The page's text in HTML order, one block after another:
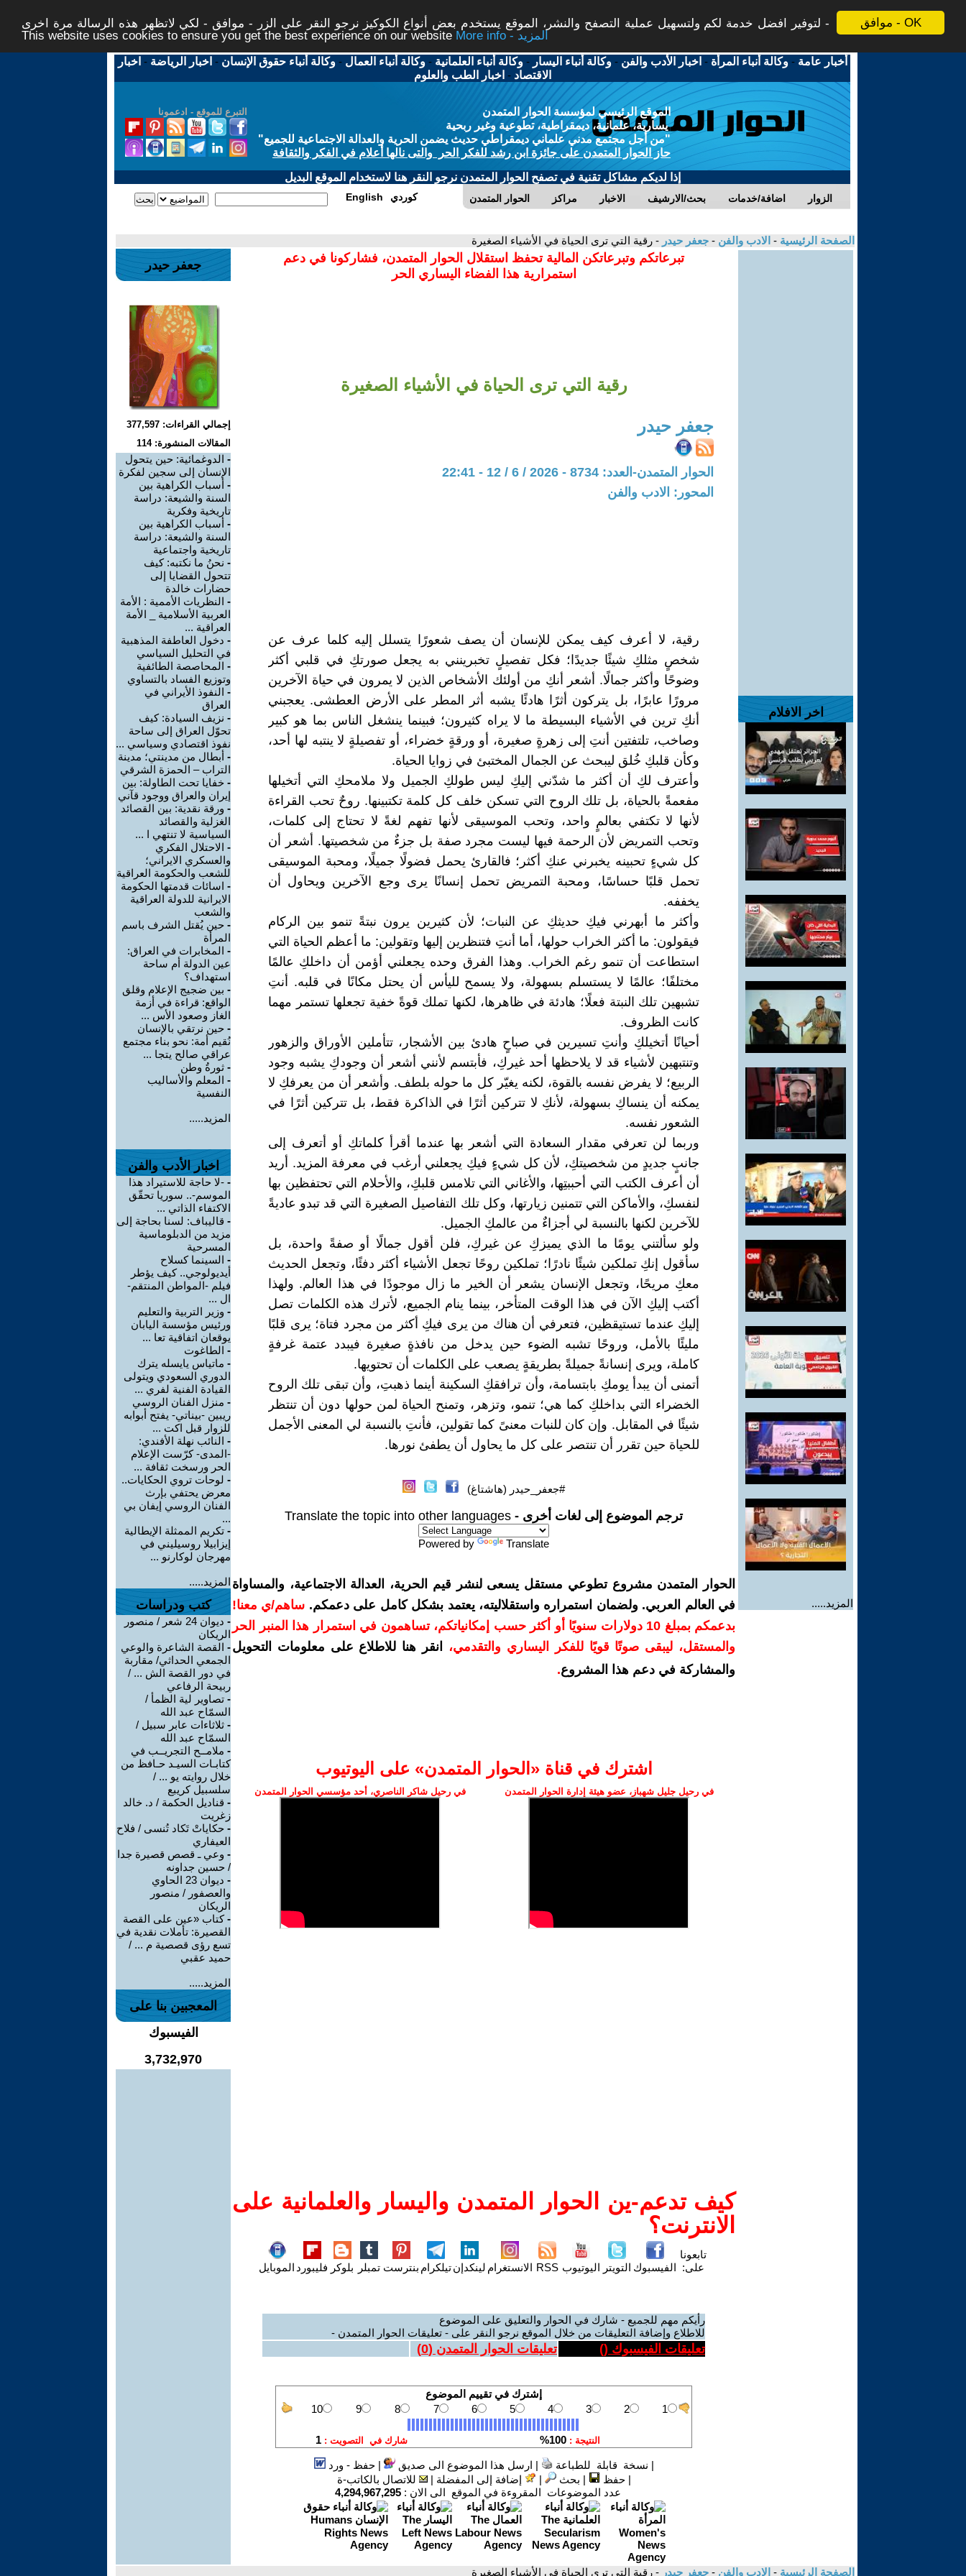
موافق - OK
لتوفير افضل خدمة لكم ولتسهيل عملية التصفح والنشر، الموقع يستخدم بعض أنواع الكوكيز نرجو النقر على الزر - موافق - لكي لاتظهر هذه الرسالة مرة اخرى -
This website uses cookies to ensure you get the best experience on our website
More info - المزيد
أخبار عامة -وكالة أنباء المرأة - اخبار الأدب والفن -وكالة أنباء اليسار -وكالة أنباء العلمانية -وكالة أنباء العمال -وكالة أنباء حقوق الإنسان - اخبار الرياضة - اخبار
الاقتصاد - اخبار الطب والعلوم
التبرع للموقع - ادعمونا
الموقع الرئيسي لمؤسسة الحوار المتمدن
يسارية، علمانية، ديمقراطية، تطوعية وغير ربحية
"من أجل مجتمع مدني علماني ديمقراطي حديث يضمن الحرية والعدالة الاجتماعية للجميع"
حاز الحوار المتمدن على جائزة ابن رشد للفكر الحر والتى نالها أعلام في الفكر والثقافة
إذا لديكم مشاكل تقنية في تصفح الحوار المتمدن نرجو النقر هنا لاستخدام الموقع البديل
الحوار المتمدن مراكز الاخبار بحث/الارشيف اضافة/خدمات الزوار English كوردي
الصفحة الرئيسية - الادب والفن - جعفر حيدر - رقية التي ترى الحياة في الأشياء الصغيرة
اخر الافلام
المزيد.....
تبرعاتكم وتبرعاتكن المالية تحفظ استقلال الحوار المتمدن، فشاركونا في دعم
استمرارية هذا الفضاء اليساري الحر
رقية التي ترى الحياة في الأشياء الصغيرة
جعفر حيدر
الحوار المتمدن-العدد: 8734 - 2026 / 6 / 12 - 22:41
المحور: الادب والفن
رقية، لا أعرف كيف يمكن للإنسان أن يصف شعورًا يتسلل إليه كلما عرف عن
شخصٍ مثلكِ شيئًا جديدًا؛ فكل تفصيلٍ تخبرينني به يجعل صورتكِ في قلبي أكثر
وضوحًا وأكثر جمالًا. أشعر أنكِ من أولئك الأشخاص الذين لا يمرون في حياة الآخرين
مرورًا عابرًا، بل يتركون أثرًا هادئًا يشبه أثر المطر على الأرض العطشى. يعجبني
أنكِ ترين في الأشياء البسيطة ما لا يراه كثيرون؛ فبينما ينشغل الناس بما هو كبير
وصاخب، تلتفتين أنتِ إلى زهرةٍ صغيرة، أو ورقةٍ خضراء، أو تفصيلةٍ لا ينتبه لها أحد،
وكأن قلبكِ خُلق ليبحث عن الجمال المختبئ في زوايا الحياة.
وأعترف لكِ أن أكثر ما شدّني إليكِ ليس طولكِ الجميل ولا ملامحكِ التي أتخيلها
مفعمةً بالحياة، بل تلك الروح التي تسكن خلف كل كلمة تكتبينها. روحٌ تحب القراءة
لأنها لا تكتفي بعالمٍ واحد، وتحب الموسيقى لأنها تفهم لغةً لا تحتاج إلى كلمات،
وتحب التمريض لأن الرحمة فيها ليست مجرد صفة بل جزءٌ من شخصيتها. أشعر أن
كل شيءٍ تحبينه يخبرني عنكِ أكثر؛ فالقارئ يحمل فضولًا جميلًا، ومحبة الموسيقى
تحمل قلبًا حساسًا، ومحبة التمريض تحمل إنسانًا يرى وجع الآخرين ويحاول أن
يخففه.
وأكثر ما أبهرني فيكِ حديثكِ عن النبات؛ لأن كثيرين يرون نبتةً تنمو بين الركام
فيقولون: ما أكثر الخراب حولها، أما أنتِ فتنظرين إليها وتقولين: ما أعظم الحياة التي
استطاعت أن تنمو رغم الخراب. وهذا الفرق وحده يجعلني أؤمن أن داخلكِ عالمًا
مختلفًا؛ عالمًا لا يستسلم بسهولة، ولا يسمح لليأس أن يحتل مكانًا في قلبه. أنتِ
تشبهين تلك النبتة فعلًا؛ هادئة في ظاهرها، لكنها تملك قوةً خفية تجعلها تستمر مهما
كانت الظروف.
أحيانًا أتخيلكِ وأنتِ تسيرين في صباحٍ هادئ بين الأشجار، تتأملين الأوراق والزهور
وتنتبهين لأشياء قد لا يلاحظها أحد غيركِ، فأبتسم لأنني أشعر أن وجودكِ يشبه وجود
الربيع؛ لا يفرض نفسه بالقوة، لكنه يغيّر كل ما حوله بلطف. وأشعر أن من يعرفكِ لا
يمكنه أن ينساكِ بسهولة، لأنكِ لا تتركين أثرًا في الذاكرة فقط، بل تتركين أثرًا في
الشعور نفسه.
وربما لن تعرفي مقدار السعادة التي أشعر بها عندما أقرأ كلماتكِ أو أتعرف إلى
جانبٍ جديدٍ من شخصيتكِ، لأن كل شيءٍ فيكِ يجعلني أرغب في معرفة المزيد. أريد
أن أعرف الكتب التي أحببتِها، والأغاني التي تلامس قلبكِ، والأحلام التي تحتفظين بها
لنفسكِ، والأماكن التي تتمنين زيارتها، وكل تلك التفاصيل الصغيرة التي قد تبدو عاديةً
للآخرين لكنها بالنسبة لي أجزاءٌ من عالمكِ الجميل.
ولو سألتني يومًا ما الذي يميزكِ عن غيركِ، فلن أقول جمالًا أو صفةً واحدة، بل
سأقول إنكِ تملكين شيئًا نادرًا؛ تملكين روحًا تجعل الأشياء أكثر دفئًا، وتجعل الحديث
معكِ مريحًا، وتجعل الإنسان يشعر أن الخير ما زال موجودًا في هذا العالم. ولهذا
أكتب إليكِ الآن في هذا الوقت المتأخر، بينما ينام الجميع، لأترك هذه الكلمات تصل
إليكِ عندما تستيقظين، فتعرفي أن هناك من يرى فيكِ أكثر من مجرد فتاة؛ يرى قلبًا
مليئًا بالأمل، وروحًا تشبه الضوء حين يدخل من نافذةٍ صغيرة فيبدد عتمة غرفةٍ
كاملة، ويرى إنسانةً جميلةً بطريقةٍ يصعب على الكلمات أن تحتويها.
أتمنى أن يبدأ يومكِ بابتسامة، وأن ترافقكِ السكينة أينما ذهبتِ، وأن تبقى تلك الروح
الخضراء التي بداخلكِ كما هي؛ تنمو، وتزهر، وتمنح الحياة لمن حولها دون أن تنتظر
شيئًا في المقابل. وإن كان للنبات معنىً كما تقولين، فأنتِ بالنسبة لي المعنى الأجمل
للحياة حين تقرر أن تنتصر على كل ما يحاول أن يطفئ نورها.
#جعفر_حيدر (هاشتاغ)
ترجم الموضوع إلى لغات أخرى - Translate the topic into other languages
Powered by Translate
الحوار المتمدن مشروع تطوعي مستقل يسعى لنشر قيم الحرية، العدالة الاجتماعية، والمساواة
في العالم العربي. ولضمان استمراره واستقلاليته، يعتمد بشكل كامل على دعمكم. ساهم/ي معنا!
بدعمكم بمبلغ 10 دولارات سنويًا أو أكثر حسب إمكانياتكم، تساهمون في استمرار هذا المنبر الحر
والمستقل، ليبقى صوتًا قويًا للفكر اليساري والتقدمي،
انقر هنا للاطلاع على معلومات التحويل
والمشاركة في دعم هذا المشروع.
اشترك في قناة ‫«الحوار المتمدن» على اليوتيوب
في رحيل جليل شهباز، عضو هيئة إدارة الحوار المتمدن في رحيل شاكر الناصري، أحد مؤسسي الحوار المتمدن
كيف تدعم-ين الحوار المتمدن واليسار والعلمانية على
الانترنت؟
تابعونا
على: الفيسبوك التويتر اليوتيوب RSS الانستغرام لينكدإنتيلكرام بنترست تمبلر بلوكر فليبورد الموبايل
رأيكم مهم للجميع - شارك في الحوار والتعليق على الموضوع
للاطلاع وإضافة التعليقات من خلال الموقع نرجو النقر على - تعليقات الحوار المتمدن -
تعليقات الفيسبوك () تعليقات الحوار المتمدن (0
)
| نسخة قابلة للطباعة | ارسل هذا الموضوع الى صديق |حفظ - ورد
|حفظ | بحث | إضافة إلى المفضلة |
للاتصال بالكاتب-ة
عدد الموضوعات المقروءة في الموقع الى الان : 4,294,967,295
جعفر حيدر
إجمالي القراءات: 377,597
المقالات المنشورة: 114
- الدوغمائية: حين يتحول
الإنسان إلى سجين لفكرة
- أسباب الكراهية بين
السنة والشيعة: دراسة
تاريخية وفكرية
- أسباب الكراهية بين
السنة والشيعة: دراسة
تاريخية واجتماعية
- نحنُ ما نكتبه: كيف
تتحول القضايا إلى
حضارات خالدة
- النظريات الأممية : الأمة
العربية الأسلامية _ الأمة
العراقية ...
- دخول العاطفة المذهبية
في التحليل السياسي
- المحاصصة الطائفية
وتوزيع الفساد بالتساوي
- النفوذ الأيراني في
العراق
- نزيف السيادة: كيف
تحوّل العراق إلى ساحة
نفوذ اقتصادي وسياسي ...
- أبطال من مدينتي؛ مدينة
التراب – الحمزة الشرقي
- خفايا تحت الطاولة: بين
إيران والعراق ووجود قآني
- ورقة نقدية: بين القصائد
الغزلية والقصائد
السياسية لا تنتهي ا ...
- الاحتلال الفكري
والعسكري الايراني؛
للشعب والحكومة العراقية
- اسائات قدمتها الحكومة
الايرانية للدولة العراقية
والشعب
- حين يُقتل الشرف باسم
المرأة
- المخابرات في العراق:
عين الدولة أم ساحة
استهداف؟
- بين ضجيج الإعلام وقلق
الواقع: قراءة في أزمة
الغاز وصعود الأس ...
- حين نرتقي بالإنسان
نُقيم أمة: نحو بناء مجتمع
عراقي صالح يتجا ...
- ثورةُ وطن
- المعلم والأساليب
النفسية
المزيد.....
اخبار الأدب والفن
- -لا حاجة للاستيراد هذا
الموسم-.. سوريا تحقّق
الاكتفاء الذاتي ...
- قاليباف: لسنا بحاجة إلى
مزيد من الدبلوماسية
المسرحية
- السينما كسلاح
أيديولوجي.. كيف يؤطر
فيلم -المواطن المنتقم-
ال ...
- وزير التربية والتعليم
ورئيس مؤسسة اليابان
يوقعان اتفاقية تعا ...
- الطاغوت
- ماتياس يايسله يترك
الدوري السعودي ويتولى
القيادة الفنية لفري ...
- منزل الفنان الروسي
ريبين -بيناتي- يفتح أبوابه
للزوار قبل اكت ...
- النائب نهلة الأفندي:
-المدى- كرّست الإعلام
الحر ورسخت ثقافة ...
- لوحات تروي الحكايات..
معرض يحتفي بإرث
الفنان الروسي إيفان بي
...
- تكريم الممثلة الإيطالية
إيزابيلا روسيليني في
مهرجان لوكارنو ...
المزيد.....
كتب ودراسات
-
ديوان 24 شعر / منصور
الريكان
- القصة الشاعرة والوعي
الجمعي الحداثي/ مقاربة
في دور القصة الش ... /
ربيحة الرفاعي
- تصاوير لية الظمأ /
السمّاح عبد الله
- ثلاثاءات عابر سبيل /
السمّاح عبد الله
- ملامــح التجريــب في
كتابـات السيـد حـافظ من
خلال روايته يو ... /
سلسبيل كريبع
- قناديل الحكمة / د. خالد
زغريت
- حكاياتْ تَكاد تُنسى / فلاح
العيفاري
- وعي ـ قصص قصيرة جدا
/ حسين جداونه
-
ديوان 23 الحاوي
والعصفور / منصور
الريكان
-كتاب «عين على القصة
القصيرة: تأملات نقدية في
تسع رؤى قصصية م ... /
حميد عقبي
المزيد.....
المعجبين بنا على
الفيسبوك
3,732,970
الصفحة الرئيسية - الادب والفن - جعفر حيدر - رقية التي ترى الحياة في الأشياء الصغيرة